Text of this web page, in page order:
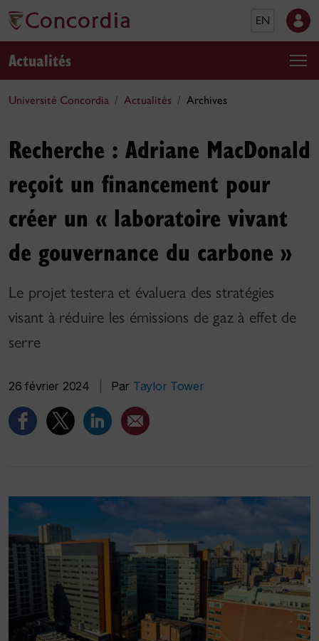
EN
Actualités
Université Concordia Actualités Archives
Recherche : Adriane MacDonald
reçoit un financement pour
créer un « laboratoire vivant
de gouvernance du carbone »
Le projet testera et évaluera des stratégies
visant à réduire les émissions de gaz à effet de
serre
26 février 2024 Par Taylor Tower